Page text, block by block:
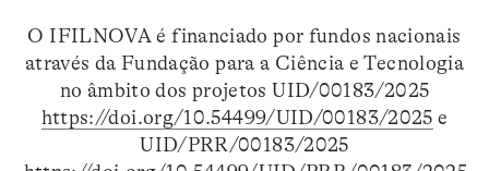
O IFILNOVA é financiado por fundos nacionais
através da Fundação para a Ciência e Tecnologia
no âmbito dos projetos UID/00183/2025
https://doi.org/10.54499/UID/00183/2025 e
UID/PRR/00183/2025